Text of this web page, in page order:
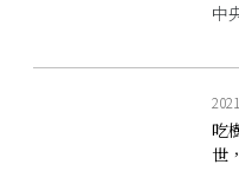
中
吃
世